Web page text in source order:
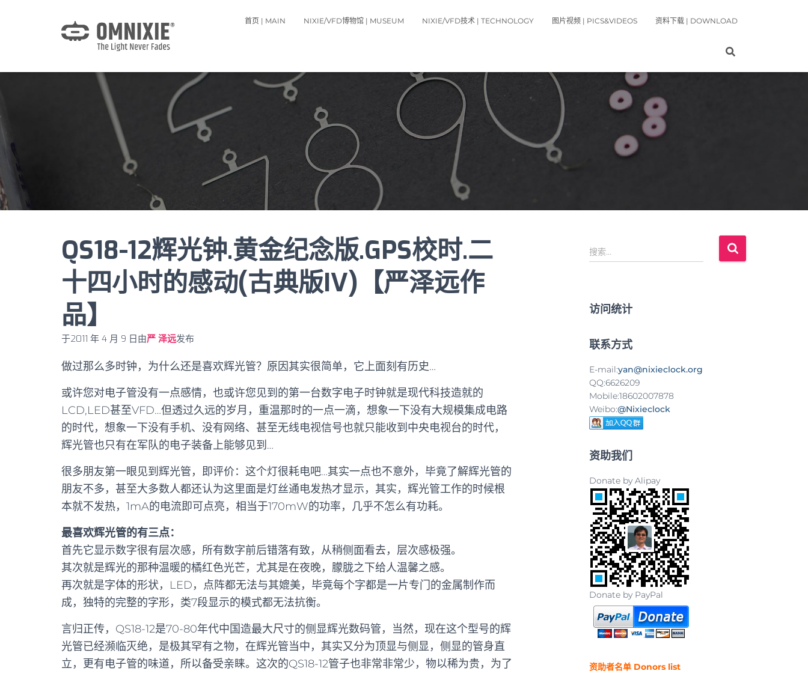
首页 | MAIN NIXIE/VFD博物馆 | MUSEUM NIXIE/VFD技术 | TECHNOLOGY 图片视频 | PICS&VIDEOS 资料下载 | DOWNLOAD
QS18-12辉光钟.黄金纪念版.GPS校时.二
十四小时的感动(古典版IV)【严泽远作
品】
于2011 年 4 月 9 日 由严 泽远发布
做过那么多时钟，为什么还是喜欢辉光管？原因其实很简单，它上面刻有历史…
或许您对电子管没有一点感情，也或许您见到的第一台数字电子时钟就是现代科技造就的
LCD,LED甚至VFD…但透过久远的岁月，重温那时的一点一滴，想象一下没有大规模集成电路
的时代，想象一下没有手机、没有网络、甚至无线电视信号也就只能收到中央电视台的时代，
辉光管也只有在军队的电子装备上能够见到…
很多朋友第一眼见到辉光管，即评价：这个灯很耗电吧…其实一点也不意外，毕竟了解辉光管的
朋友不多，甚至大多数人都还认为这里面是灯丝通电发热才显示，其实，辉光管工作的时候根
本就不发热，1mA的电流即可点亮，相当于170mW的功率，几乎不怎么有功耗。
最喜欢辉光管的有三点：
首先它显示数字很有层次感，所有数字前后错落有致，从稍侧面看去，层次感极强。
其次就是辉光的那种温暖的橘红色光芒，尤其是在夜晚，朦胧之下给人温馨之感。
再次就是字体的形状，LED，点阵都无法与其媲美，毕竟每个字都是一片专门的金属制作而
成，独特的完整的字形，类7段显示的模式都无法抗衡。
言归正传，QS18-12是70-80年代中国造最大尺寸的侧显辉光数码管，当然，现在这个型号的辉
光管已经濒临灭绝，是极其罕有之物，在辉光管当中，其实又分为顶显与侧显，侧显的管身直
立，更有电子管的味道，所以备受亲睐。这次的QS18-12管子也非常非常少，物以稀为贵，为了
搜
索
搜索…
访问统计
联系方式
E-mail:yan@nixieclock.org
QQ:6626209
Mobile:18602007878
Weibo:@Nixieclock
资助我们
Donate by Alipay
Donate by PayPal
资助者名单 Donors list